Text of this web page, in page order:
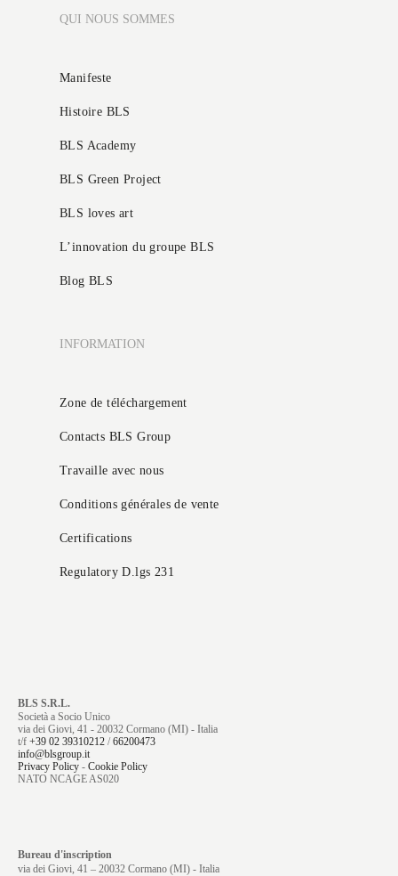
QUI NOUS SOMMES
Manifeste
Histoire BLS
BLS Academy
BLS Green Project
BLS loves art
L’innovation du groupe BLS
Blog BLS
INFORMATION
Zone de téléchargement
Contacts BLS Group
Travaille avec nous
Conditions générales de vente
Certifications
Regulatory D.lgs 231
BLS S.R.L.
Società a Socio Unico
via dei Giovi, 41 - 20032 Cormano (MI) - Italia
t/f +39 02 39310212 /66200473
info@blsgroup.it
Privacy Policy - Cookie Policy
NATO NCAGE AS020
Bureau d'inscription
via dei Giovi, 41 – 20032 Cormano (MI) - Italia